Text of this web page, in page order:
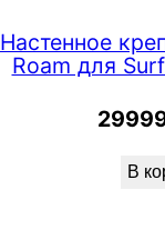
Настенное
Roam для
В